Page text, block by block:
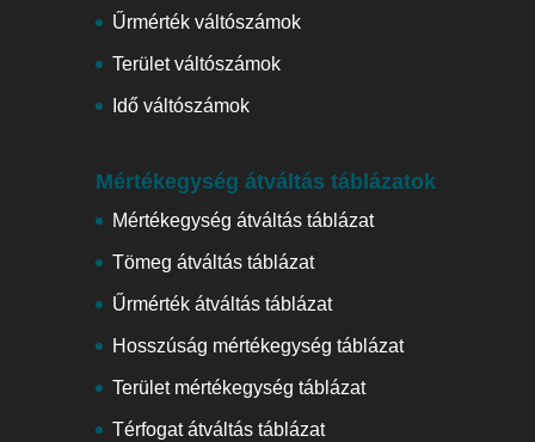
Űrmérték váltószámok
Terület váltószámok
Idő váltószámok
Mértékegység átváltás táblázatok
Mértékegység átváltás táblázat
Tömeg átváltás táblázat
Űrmérték átváltás táblázat
Hosszúság mértékegység táblázat
Terület mértékegység táblázat
Térfogat átváltás táblázat